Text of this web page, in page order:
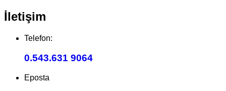
İletişim
Telefon:
0.543.631 9064
Eposta